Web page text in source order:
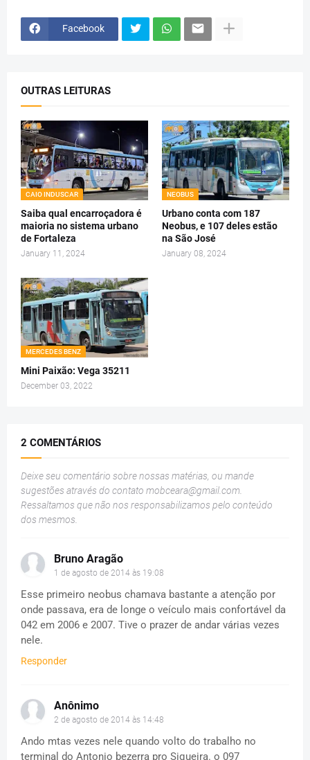
Facebook
OUTRAS LEITURAS
CAIO INDUSCAR
Saiba qual encarroçadora é
maioria no sistema urbano
de Fortaleza
January 11, 2024
NEOBUS
Urbano conta com 187
Neobus, e 107 deles estão
na São José
January 08, 2024
MERCEDES BENZ
Mini Paixão: Vega 35211
December 03, 2022
2 COMENTÁRIOS
Deixe seu comentário sobre nossas matérias, ou mande
sugestões através do contato mobceara@gmail.com
Ressaltamos que não nos responsabilizamos pelo conteúdo
dos mesmos.
Bruno Aragão
1 de agosto de 2014 às 19:08
Esse primeiro neobus chamava bastante a atenção por
onde passava, era de longe o veículo mais confortável da
042 em 2006 e 2007. Tive o prazer de andar várias vezes
nele.
Responder
Anônimo
2 de agosto de 2014 às 14:48
Ando mtas vezes nele quando volto do trabalho no
terminal do Antonio bezerra pro Siqueira. o 097